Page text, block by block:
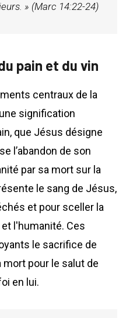
» (Marc 14:22-24)
pain et du vin
centraux de la
signification
que Jésus désigne
l’abandon de son
par sa mort sur la
le sang de Jésus,
et pour sceller la
l'humanité. Ces
le sacrifice de
mort pour le salut de
en lui.